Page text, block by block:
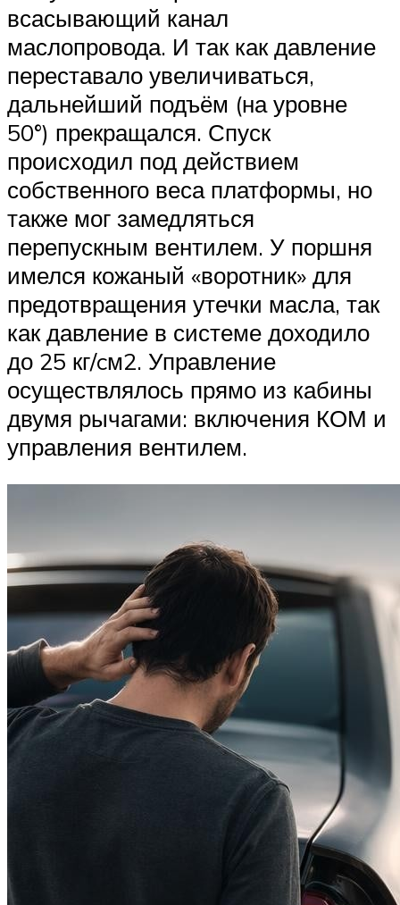
всасывающий канал
маслопровода. И так как давление
переставало увеличиваться,
дальнейший подъём (на уровне
50°) прекращался. Спуск
происходил под действием
собственного веса платформы, но
также мог замедляться
перепускным вентилем. У поршня
имелся кожаный «воротник» для
предотвращения утечки масла, так
как давление в системе доходило
до 25 кг/cм2. Управление
осуществлялось прямо из кабины
двумя рычагами: включения КОМ и
управления вентилем.